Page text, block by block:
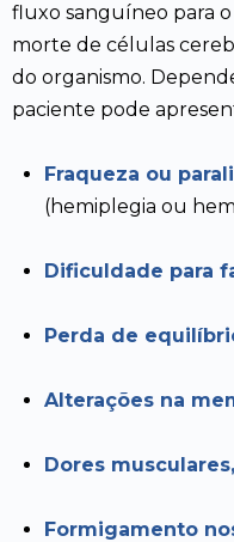
fluxo sanguíneo para
morte de células
do organismo.
paciente pode
Fraqueza ou
(hemiplegia ou
Dificuldade para
Perda de
Alterações na
Dores
Formigamento